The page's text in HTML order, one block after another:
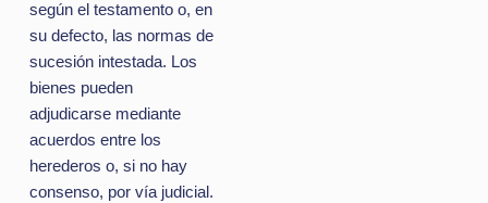
según el testamento o, en
su defecto, las normas de
sucesión intestada. Los
bienes pueden
adjudicarse mediante
acuerdos entre los
herederos o, si no hay
consenso, por vía judicial.